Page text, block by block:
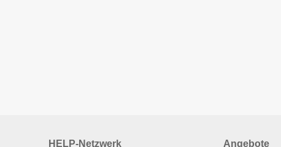
HELP-Netzwerk Angebote